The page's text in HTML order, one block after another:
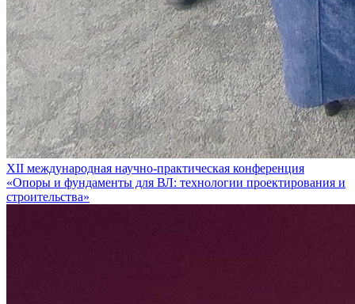
XII международная научно-практическая конференция
«Опоры и фундаменты для ВЛ: технологии проектирования и
строительства»